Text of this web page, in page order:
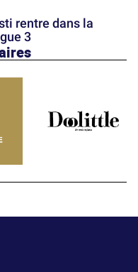
rentre dans la
3